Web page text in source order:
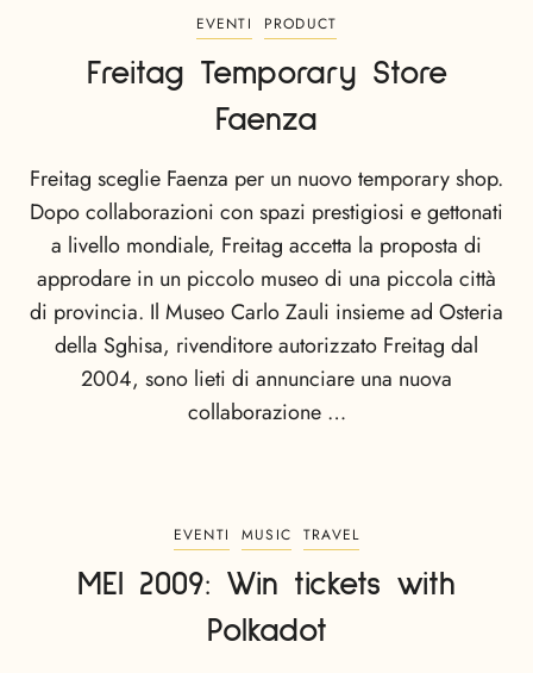
EVENTI PRODUCT
Freitag Temporary Store
Faenza
Freitag sceglie Faenza per un nuovo temporary shop.
Dopo collaborazioni con spazi prestigiosi e gettonati
a livello mondiale, Freitag accetta la proposta di
approdare in un piccolo museo di una piccola città
di provincia. Il Museo Carlo Zauli insieme ad Osteria
della Sghisa, rivenditore autorizzato Freitag dal
2004, sono lieti di annunciare una nuova
collaborazione …
EVENTI MUSIC TRAVEL
MEI 2009: Win tickets with
Polkadot